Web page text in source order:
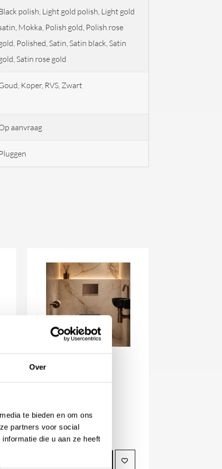
Over
te bieden en om ons
partners voor social
die u aan ze heeft
polish, Light gold polish, Light gold
Mokka, Polish gold, Polish rose
Polished, Satin, Satin black, Satin
Satin rose gold
Koper, RVS, Zwart
aanvraag
Pluggen
Linki Geberit
bedieningsplaat
Beschikbaar in